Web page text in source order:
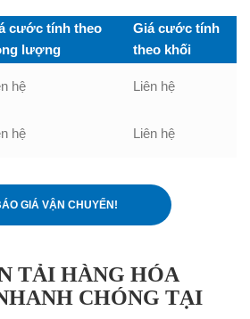
cước tính theo
lượng
Giá cước tính
theo khối
hệ Liên hệ
hệ Liên hệ
GIÁ VẬN CHUYỂN!
TẢI HÀNG HÓA
CHÓNG TẠI